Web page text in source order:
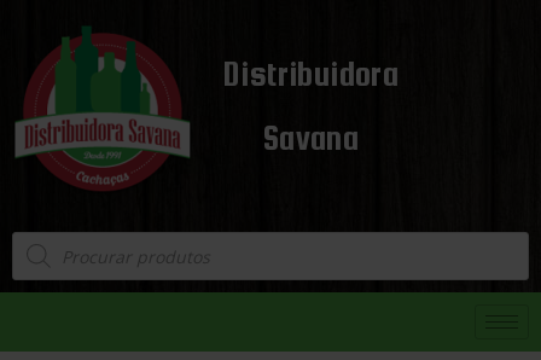
Distribuidora
Savana